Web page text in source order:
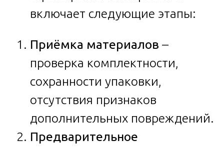
включает следующие этапы:
Приёмка материалов –
проверка комплектности,
сохранности упаковки,
отсутствия признаков
дополнительных повреждений.
Предварительное